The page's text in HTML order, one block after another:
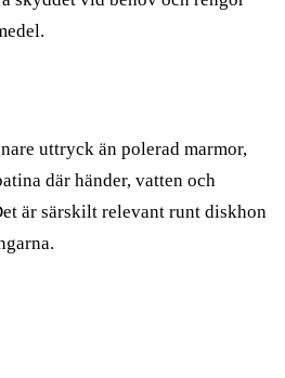
uttryck än polerad marmor,
där händer, vatten och
är särskilt relevant runt diskhon